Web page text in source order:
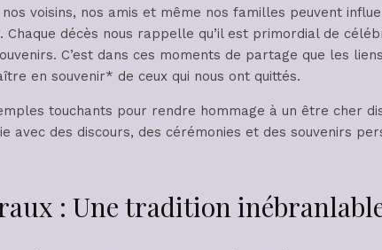
voisins, nos amis et même nos familles peuvent
Chaque décès nous rappelle qu’il est primordial de
C’est dans ces moments de partage que les
en souvenir* de ceux qui nous ont quittés.
: Une tradition